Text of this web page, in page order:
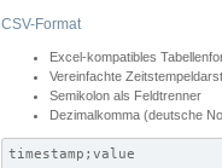
CSV-Format
Excel-kompatibles
Vereinfachte
Semikolon als Feldtrenner
Dezimalkomma (deutsche
timestamp;value